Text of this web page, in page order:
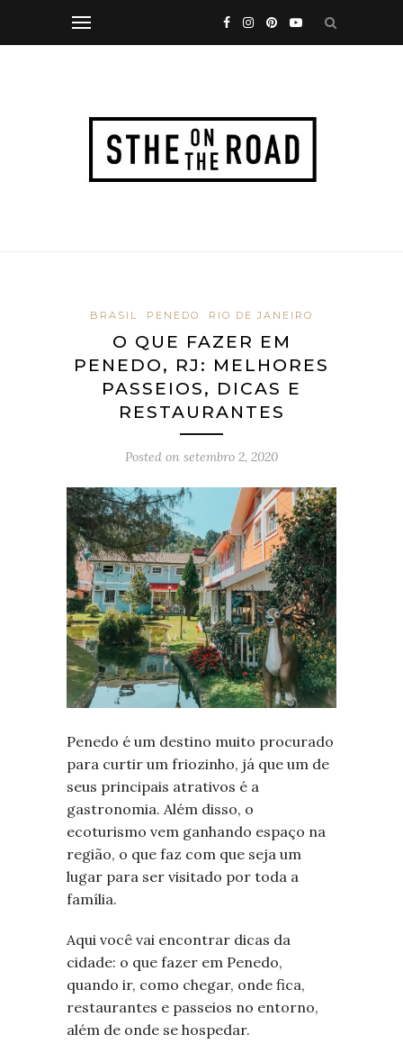
BRASIL PENEDO RIO DE JANEIRO
O QUE FAZER EM
PENEDO, RJ: MELHORES
PASSEIOS, DICAS E
RESTAURANTES
Posted on setembro 2, 2020
Penedo é um destino muito procurado
para curtir um friozinho, já que um de
seus principais atrativos é a
gastronomia. Além disso, o
ecoturismo vem ganhando espaço na
região, o que faz com que seja um
lugar para ser visitado por toda a
família.
Aqui você vai encontrar dicas da
cidade: o que fazer em Penedo,
quando ir, como chegar, onde fica,
restaurantes e passeios no entorno,
além de onde se hospedar.